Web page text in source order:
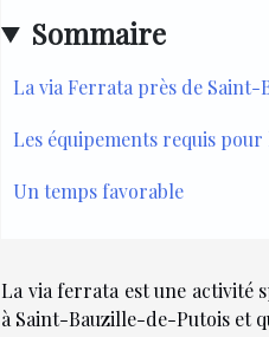
Sommaire
La via Ferrata près de
Les équipements requis
Un temps favorable
La via ferrata est une activité
à Saint-Bauzille-de-Putois et